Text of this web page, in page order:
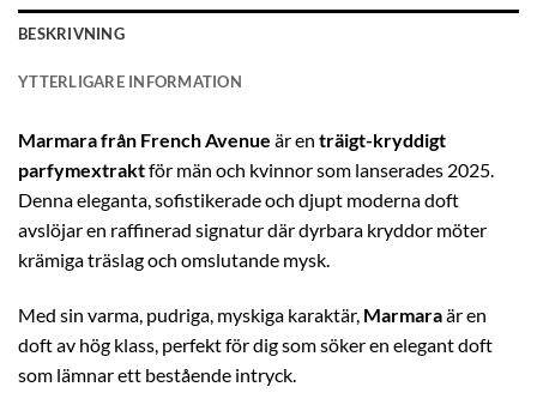
BESKRIVNING
YTTERLIGARE INFORMATION
Marmara från French Avenue är en träigt-kryddigt
parfymextraktför män och kvinnor som lanserades 2025.
Denna eleganta, sofistikerade och djupt moderna doft
avslöjar en raffinerad signatur där dyrbara kryddor möter
krämiga träslag och omslutande mysk.
Med sin varma, pudriga, myskiga karaktär, Marmaraär en
doft av hög klass, perfekt för dig som söker en elegant doft
som lämnar ett bestående intryck.